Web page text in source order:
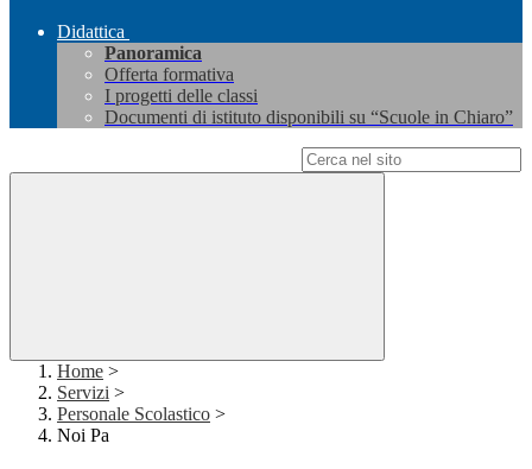
Didattica
Panoramica
Offerta formativa
I progetti delle classi
Documenti di istituto disponibili su “Scuole in Chiaro”
Home >
Servizi >
Personale Scolastico >
Noi Pa